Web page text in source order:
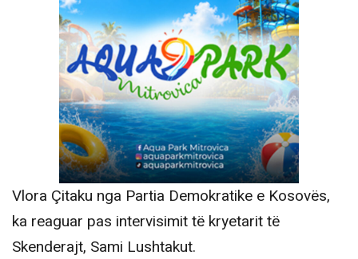
Vlora Çitaku nga Partia Demokratike e Kosovës,
ka reaguar pas intervisimit të kryetarit të
Skenderajt, Sami Lushtakut.